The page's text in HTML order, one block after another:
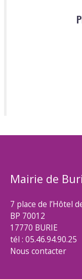
Mairie de
7 place de l’Hôtel
BP 70012
17770 BURIE
tél : 05.46.94.90.25
Nous contacter